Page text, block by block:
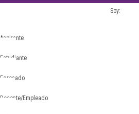
Soy:
Aspirante
Estudiante
Egresado
Docente/Empleado